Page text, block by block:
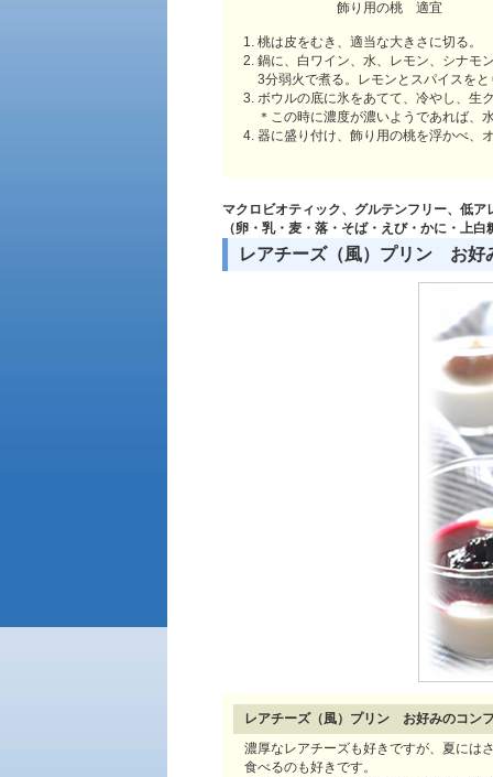
飾り用の桃 適宜
桃は皮をむき、適当な大きさに切る。
鍋に、白ワイン、水、レモン、シナモ
3分弱火で煮る。レモンとスパイスを
ボウルの底に氷をあてて、冷やし、生
＊この時に濃度が濃いようであれば、
器に盛り付け、飾り用の桃を浮かべ、
マクロビオティック、グルテンフリー、低ア
（卵・乳・麦・落・そば・えび・かに・上白
レアチーズ（風）プリン お好
レアチーズ（風）プリン お好みのコン
濃厚なレアチーズも好きですが、夏には
食べるのも好きです。